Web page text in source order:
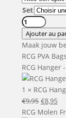
Set
quantité
de
RCG
PVA
Bags
-
200
x
70
Ajouter au
Maak jouw
RCG PVA
RCG Hanger
1 × RCG
€9,95 Le
prix
€8,95Le
RCG Molen